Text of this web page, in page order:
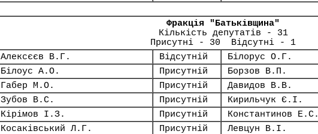
Фракція "Батьківщина"
Кількість депутатів - 31
Присутні - 30 Відсутні - 1
Алексєєв В.Г.
Відсутній Білорус О.Г.
Білоус А.О.
Присутній Борзов В.П.
Габер М.О.
Присутній Давидов В.В.
Зубов В.С.
Присутній Кирильчук Є.І.
Кірімов І.З.
Присутній Константинов Е.С.
Косаківський Л.Г.
Присутній Левцун В.І.